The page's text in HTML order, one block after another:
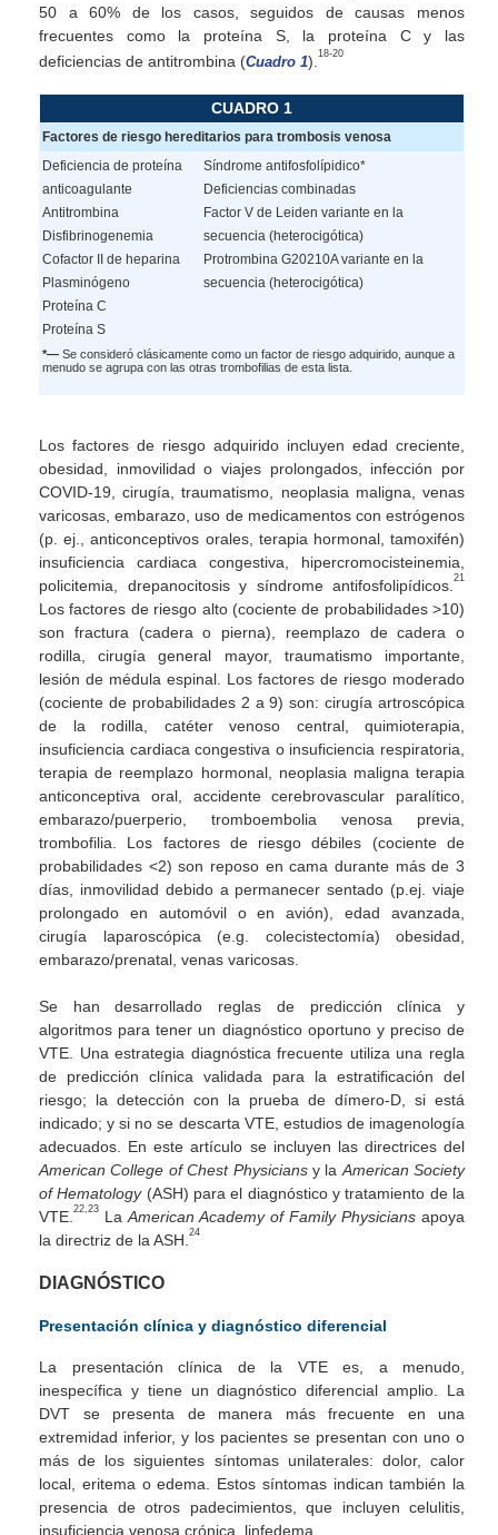
50 a 60% de los casos, seguidos de causas menos
frecuentes como la proteína S, la proteína C y las
deficiencias de antitrombina (Cuadro 1).18-20
CUADRO 1
Factores de riesgo hereditarios para trombosis venosa
Deficiencia de proteína
anticoagulante
Antitrombina
Disfibrinogenemia
Cofactor II de heparina
Plasminógeno
Proteína C
Proteína S
Síndrome antifosfolípidico*
Deficiencias combinadas
Factor V de Leiden variante en la
secuencia (heterocigótica)
Protrombina G20210A variante en la
secuencia (heterocigótica)
*— Se consideró clásicamente como un factor de riesgo adquirido, aunque a
menudo se agrupa con las otras trombofilias de esta lista.
Los factores de riesgo adquirido incluyen edad creciente,
obesidad, inmovilidad o viajes prolongados, infección por
COVID-19, cirugía, traumatismo, neoplasia maligna, venas
varicosas, embarazo, uso de medicamentos con estrógenos
(p. ej., anticonceptivos orales, terapia hormonal, tamoxifén)
insuficiencia cardiaca congestiva, hipercromocisteinemia,
policitemia, drepanocitosis y síndrome antifosfolipídicos.21
Los factores de riesgo alto (cociente de probabilidades >10)
son fractura (cadera o pierna), reemplazo de cadera o
rodilla, cirugía general mayor, traumatismo importante,
lesión de médula espinal. Los factores de riesgo moderado
(cociente de probabilidades 2 a 9) son: cirugía artroscópica
de la rodilla, catéter venoso central, quimioterapia,
insuficiencia cardiaca congestiva o insuficiencia respiratoria,
terapia de reemplazo hormonal, neoplasia maligna terapia
anticonceptiva oral, accidente cerebrovascular paralítico,
embarazo/puerperio, tromboembolia venosa previa,
trombofilia. Los factores de riesgo débiles (cociente de
probabilidades <2) son reposo en cama durante más de 3
días, inmovilidad debido a permanecer sentado (p.ej. viaje
prolongado en automóvil o en avión), edad avanzada,
cirugía laparoscópica (e.g. colecistectomía) obesidad,
embarazo/prenatal, venas varicosas.
Se han desarrollado reglas de predicción clínica y
algoritmos para tener un diagnóstico oportuno y preciso de
VTE. Una estrategia diagnóstica frecuente utiliza una regla
de predicción clínica validada para la estratificación del
riesgo; la detección con la prueba de dímero-D, si está
indicado; y si no se descarta VTE, estudios de imagenología
adecuados. En este artículo se incluyen las directrices del
American College of Chest Physiciansy laAmerican Society
of Hematology(ASH) para el diagnóstico y tratamiento de la
VTE.22,23 LaAmerican Academy of Family Physicians apoya
la directriz de la ASH.24
DIAGNÓSTICO
Presentación clínica y diagnóstico diferencial
La presentación clínica de la VTE es, a menudo,
inespecífica y tiene un diagnóstico diferencial amplio. La
DVT se presenta de manera más frecuente en una
extremidad inferior, y los pacientes se presentan con uno o
más de los siguientes síntomas unilaterales: dolor, calor
local, eritema o edema. Estos síntomas indican también la
presencia de otros padecimientos, que incluyen celulitis,
insuficiencia venosa crónica, linfedema,